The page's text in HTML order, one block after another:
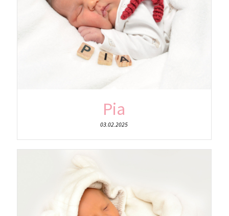
Pia
03.02.2025